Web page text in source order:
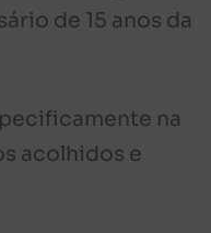
de 15 anos da
na
acolhidos e